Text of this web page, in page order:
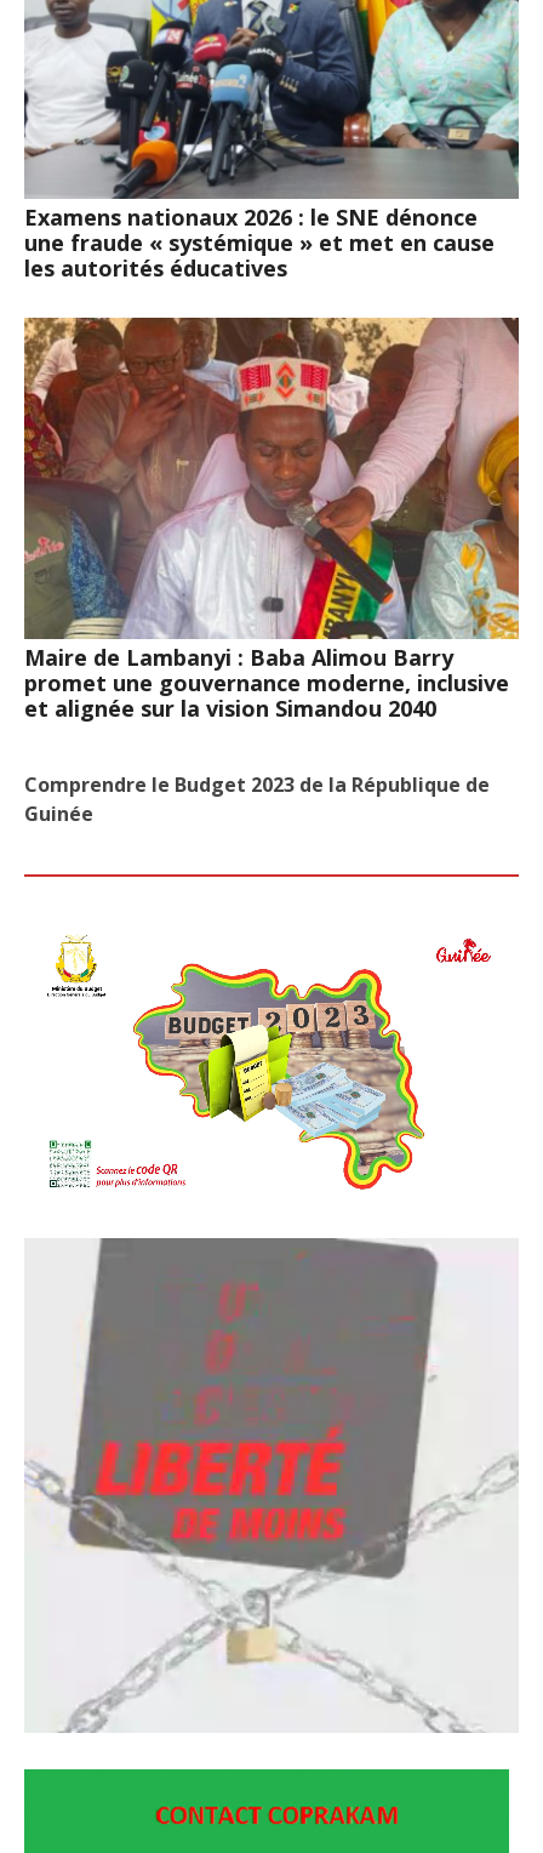
Examens nationaux 2026 : le SNE dénonce
une fraude « systémique » et met en cause
les autorités éducatives
Maire de Lambanyi : Baba Alimou Barry
promet une gouvernance moderne, inclusive
et alignée sur la vision Simandou 2040
Comprendre le Budget 2023 de la République de
Guinée